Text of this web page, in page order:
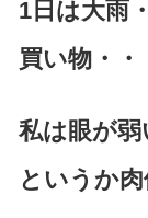
1日は大雨
買い物・
私は眼が弱
というか